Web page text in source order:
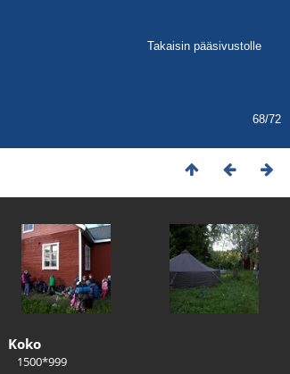
Takaisin pääsivustolle
68/72
Koko
1500*999